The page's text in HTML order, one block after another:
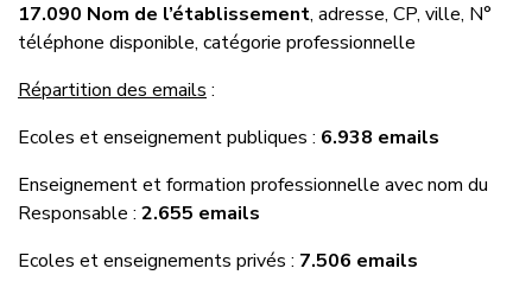
17.090 Nom de l’établissement, adresse, CP, ville, N°
téléphone disponible, catégorie professionnelle
Répartition des emails :
Ecoles et enseignement publiques : 6.938 emails
Enseignement et formation professionnelle avec nom du
Responsable : 2.655 emails
Ecoles et enseignements privés : 7.506 emails